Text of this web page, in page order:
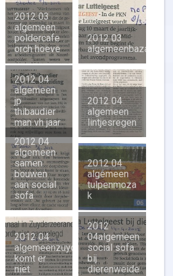
2012 03
algemeen
poldercafe
orch hoeve
2012 03
algemeenbazaar
2012 04
algemeen
jp
thibaudier
man vh jaar
2012 04
algemeen
lintjesregen
2012 04
algemeen
samen
bouwen
aan social
sofa
2012 04
algemeen
tulpenmoza
k
2012 04
algemeenzuyderzeerand
komt er
niet
2012
04algemeen
social sofa
bij
dierenweide